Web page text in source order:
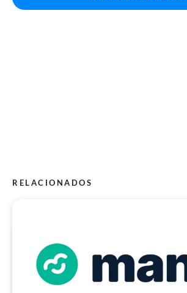
RELACIONADOS